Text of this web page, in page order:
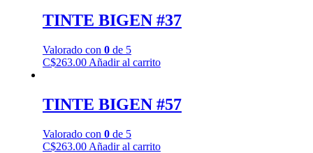
TINTE BIGEN #37
Valorado con 0de 5
C$263.00 Añadir al carrito
TINTE BIGEN #57
Valorado con 0de 5
C$263.00 Añadir al carrito